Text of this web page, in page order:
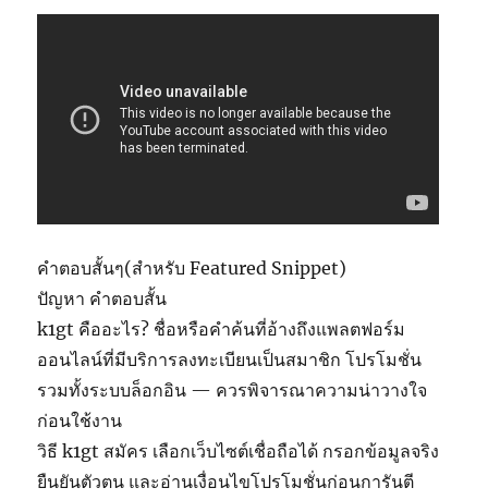
คำตอบสั้นๆ(สำหรับ Featured Snippet)
ปัญหา คำตอบสั้น
k1gt คืออะไร? ชื่อหรือคำค้นที่อ้างถึงแพลตฟอร์ม
ออนไลน์ที่มีบริการลงทะเบียนเป็นสมาชิก โปรโมชั่น
รวมทั้งระบบล็อกอิน — ควรพิจารณาความน่าวางใจ
ก่อนใช้งาน
วิธี k1gt สมัคร เลือกเว็บไซต์เชื่อถือได้ กรอกข้อมูลจริง
ยืนยันตัวตน และอ่านเงื่อนไขโปรโมชั่นก่อนการันตี